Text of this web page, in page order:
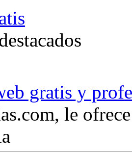
gratis y
le